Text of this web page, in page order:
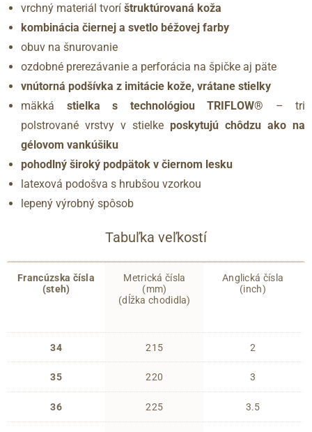
vrchný materiál tvorí štruktúrovaná koža
kombinácia čiernej a svetlo béžovej farby
obuv na šnurovanie
ozdobné prerezávanie a perforácia na špičke aj päte
vnútorná podšívka z imitácie kože, vrátane stielky
mäkká stielka s technológiou TRIFLOW® – tri
polstrované vrstvy v stielke poskytujú chôdzu ako na
gélovom vankúšiku
pohodlný široký podpätok v čiernom lesku
latexová podošva s hrubšou vzorkou
lepený výrobný spôsob
Tabuľka veľkostí
Francúzska čísla
(steh)
34
35
36
Metrická čísla
(mm)
(dĺžka chodidla)
215
220
225
Anglická čísla
(inch)
2
3
3.5